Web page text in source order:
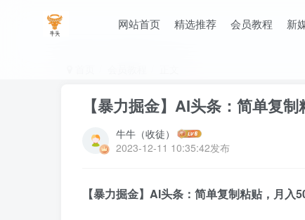
网站首页 精选推荐 会员教程 新
【暴力掘金】AI头条：简单复
牛牛（收徒）
2023-12-11 10:35:42发布
【暴力掘金】AI头条：简单复制粘贴，月入